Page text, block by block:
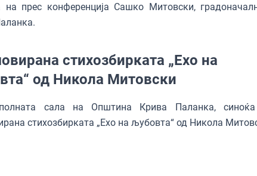
на прес конференција Сашко Митовски,
стихозбирката „Ехо на
од Никола Митовски
сала на Општина Крива Паланка,
стихозбирката „Ехо на љубовта“ од Никола